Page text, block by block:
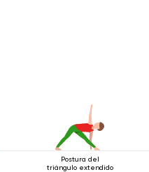
Postura del
triángulo extendido